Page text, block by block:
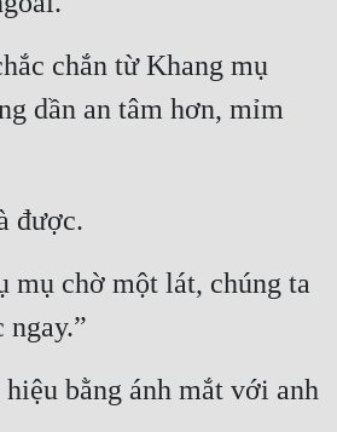
chắn từ Khang mụ
dần an tâm hơn, mỉm
được.
mụ chờ một lát, chúng ta
ngay.”
bằng ánh mắt với anh